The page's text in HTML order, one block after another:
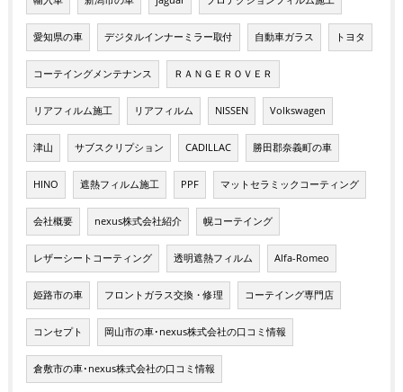
愛知県の車 デジタルインナーミラー取付 自動車ガラス トヨタ
コーテイングメンテナンス ＲＡＮＧＥＲＯＶＥＲ
リアフィルム施工 リアフィルム NISSEN Volkswagen
津山 サブスクリプション CADILLAC 勝田郡奈義町の車
HINO 遮熱フィルム施工 PPF マットセラミックコーティング
会社概要 nexus株式会社紹介 幌コーテイング
レザーシートコーティング 透明遮熱フィルム Alfa-Romeo
姫路市の車 フロントガラス交換・修理 コーテイング専門店
コンセプト 岡山市の車･nexus株式会社の口コミ情報
倉敷市の車･nexus株式会社の口コミ情報